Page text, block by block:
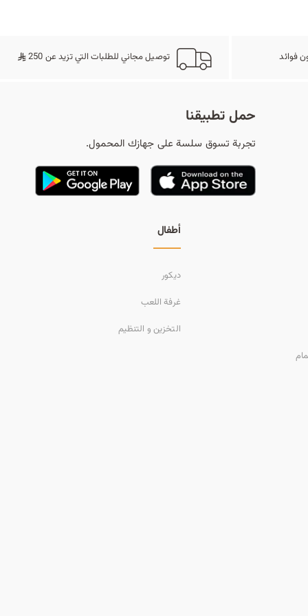
ح
ث فوائد توصيل مجاني للطلبات التي تزيد عن 250
حمل تطبيقنا
تجربة تسوق سلسة على جهازك المحمول.
أطفال
ديكور
غرفة اللعب
التخزين و التنظيم